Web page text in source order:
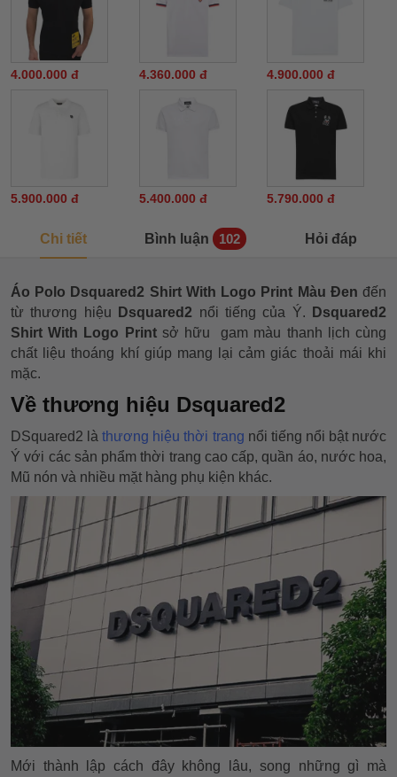
4.000.000 đ 4.360.000 đ 4.900.000 đ
5.900.000 đ 5.400.000 đ 5.790.000 đ
Chi tiết Bình luận 102 Hỏi đáp
Áo Polo Dsquared2 Shirt With Logo Print Màu Đen đến
từ thương hiệu
Dsquared2 nổi tiếng của Ý.
Dsquared2
Shirt With Logo Print sở hữu gam màu thanh lịch cùng
chất liệu thoáng khí giúp mang lại cảm giác thoải mái khi
mặc.
Về thương hiệu Dsquared2
DSquared2 làthương hiệu thời trang nổi tiếng nổi bật nước
Ý với các sản phẩm thời trang cao cấp, quần áo, nước hoa,
Mũ nón và nhiều mặt hàng phụ kiện khác.
Mới thành lập cách đây không lâu, song những gì mà